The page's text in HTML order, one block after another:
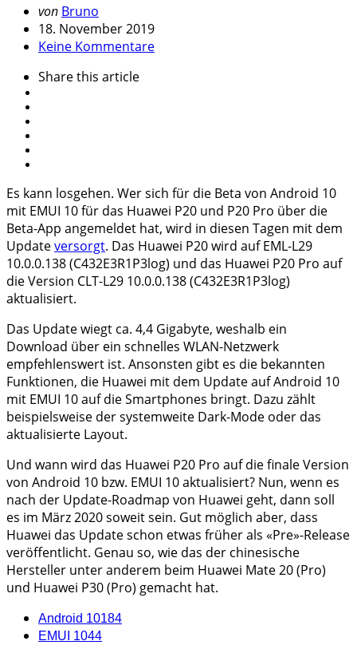
Geschrieben
von
von Bruno
18. November 2019
Keine Kommentare
Sharethis article
Es kann losgehen. Wer sich für die Beta von Android 10
mit EMUI 10 für das Huawei P20 und P20 Pro über die
Beta-App angemeldet hat, wird in diesen Tagen mit dem
Updateversorgt. Das Huawei P20 wird auf EML-L29
10.0.0.138 (C432E3R1P3log) und das Huawei P20 Pro auf
die Version CLT-L29 10.0.0.138 (C432E3R1P3log)
aktualisiert.
Das Update wiegt ca. 4,4 Gigabyte, weshalb ein
Download über ein schnelles WLAN-Netzwerk
empfehlenswert ist. Ansonsten gibt es die bekannten
Funktionen, die Huawei mit dem Update auf Android 10
mit EMUI 10 auf die Smartphones bringt. Dazu zählt
beispielsweise der systemweite Dark-Mode oder das
aktualisierte Layout.
Und wann wird das Huawei P20 Pro auf die finale Version
von Android 10 bzw. EMUI 10 aktualisiert? Nun, wenn es
nach der Update-Roadmap von Huawei geht, dann soll
es im März 2020 soweit sein. Gut möglich aber, dass
Huawei das Update schon etwas früher als «Pre»-Release
veröffentlicht. Genau so, wie das der chinesische
Hersteller unter anderem beim Huawei Mate 20 (Pro)
und Huawei P30 (Pro) gemacht hat.
Android 10184
EMUI 1044